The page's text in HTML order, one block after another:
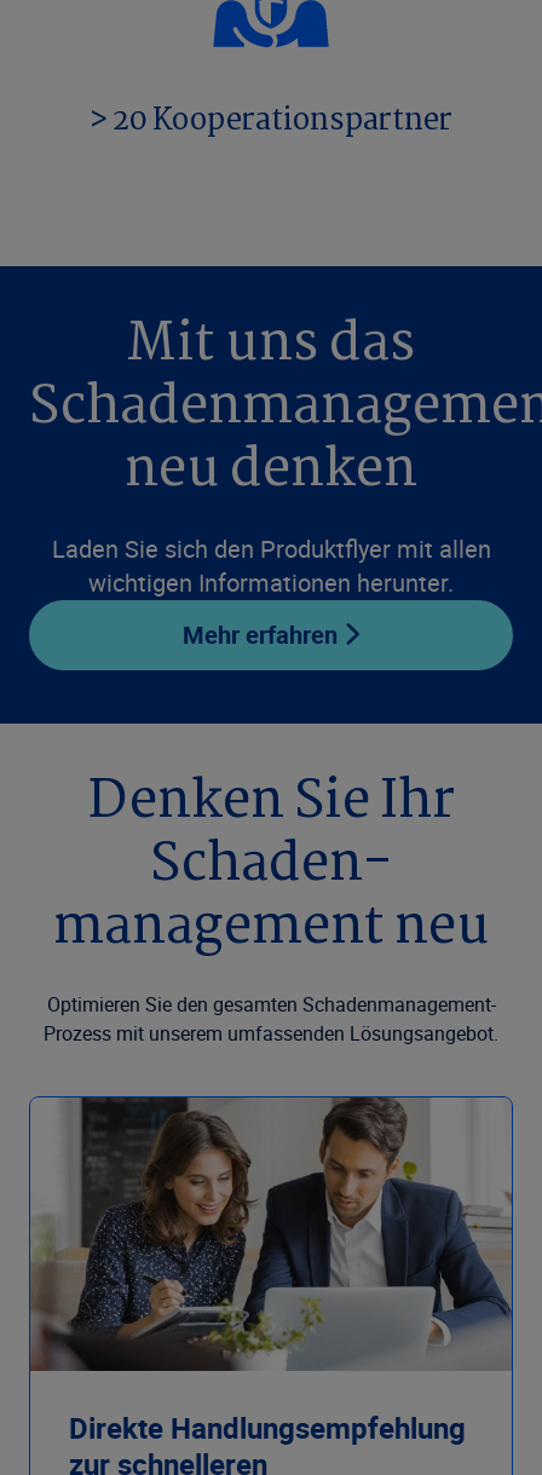
> 20 Kooperationspartner
Mit uns das
neu denken
Laden Sie sich den Produktflyer mit allen
wichtigen Informationen herunter.
Mehr erfahren
Denken Sie Ihr
Schaden­
management neu
Optimieren Sie den gesamten Schadenmanagement-
Prozess mit unserem umfassenden Lösungsangebot.
Direkte Handlungsempfehlung
zur schnelleren